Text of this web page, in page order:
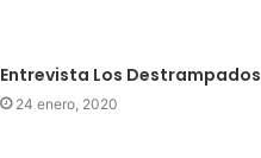
Entrevista Los Destrampados
24 enero, 2020